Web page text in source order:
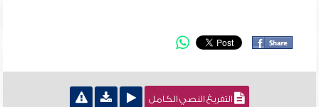
التفريغ النصي الكامل